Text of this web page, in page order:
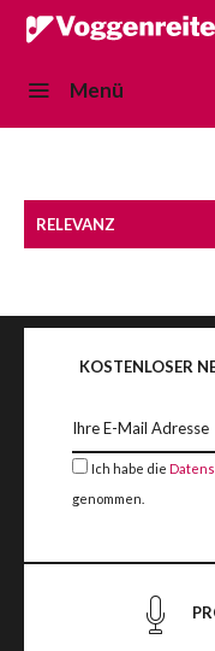
Menü
KOSTENLOSER
Ich habe die
genommen.